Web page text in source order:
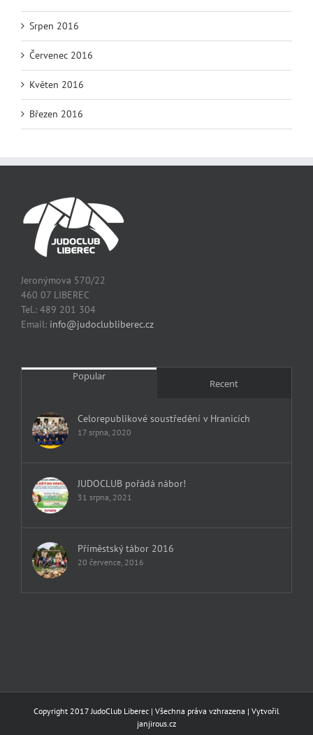
Srpen 2016
Červenec 2016
Květen 2016
Březen 2016
Jeronýmova 570/22
460 07 LIBEREC
Tel.: 489 201 304
Email: info@judoclubliberec.cz
Popular
Recent
Celorepublikové soustředění v Hranicích
17 srpna, 2020
JUDOCLUB pořádá nábor!
31 srpna, 2021
Příměstský tábor 2016
20 července, 2016
Copyright 2017 JudoClub Liberec | Všechna práva vzhrazena | Vytvořil
janjirous.cz